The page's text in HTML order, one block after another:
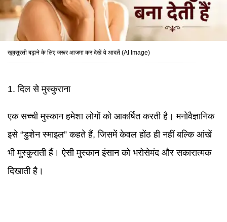
खूबसूरती बढ़ाने के लिए जरूर आजमा कर देखें ये आदतें (AI Image)
1. दिल से मुस्कुराना
एक सच्ची मुस्कान हमेशा लोगों को आकर्षित करती है। मनोवैज्ञानिक
इसे “डुशेन स्माइल” कहते हैं, जिसमें केवल होंठ ही नहीं बल्कि आंखें
भी मुस्कुराती हैं। ऐसी मुस्कान इंसान को भरोसेमंद और सकारात्मक
दिखाती है।